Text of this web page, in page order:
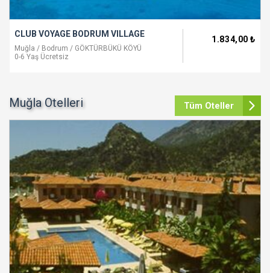
CLUB VOYAGE BODRUM VILLAGE
Muğla / Bodrum / GÖKTÜRBÜKÜ KÖYÜ
0-6 Yaş Ücretsiz
1.834,00 ₺
Muğla Otelleri Tüm Oteller